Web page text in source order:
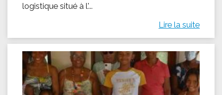
logistique situé à l'...
Lire la suite